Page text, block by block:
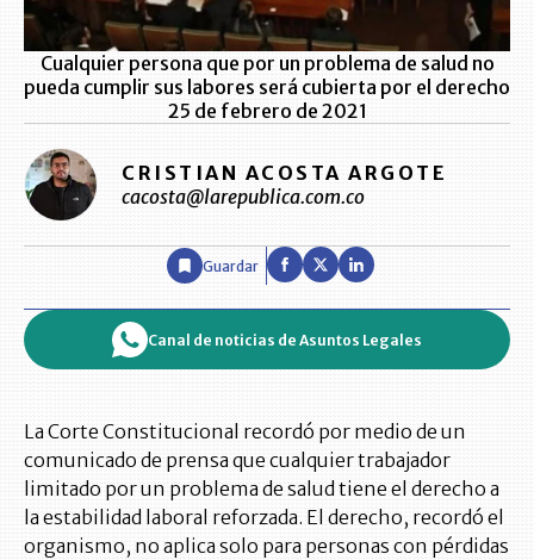
Cualquier persona que por un problema de salud no
pueda cumplir sus labores será cubierta por el derecho
25 de febrero de 2021
CRISTIAN ACOSTA ARGOTE
cacosta@larepublica.com.co
Guardar
Canal de noticias de Asuntos Legales
La Corte Constitucional recordó por medio de un
comunicado de prensa que cualquier trabajador
limitado por un problema de salud tiene el derecho a
la estabilidad laboral reforzada. El derecho, recordó el
organismo, no aplica solo para personas con pérdidas